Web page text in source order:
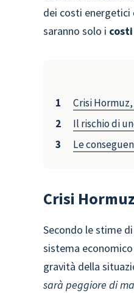
dei costi energetici
saranno solo i
Crisi
Il rischio di
Le
Crisi
Secondo le stime
sistema
gravità della
sarà peggiore di